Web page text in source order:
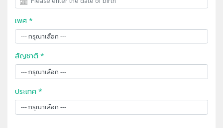
เพศ *
สัญชาติ *
ประเทศ *